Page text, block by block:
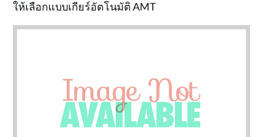
ให้เลือกแบบเกียร์อัตโนมัติ AMT